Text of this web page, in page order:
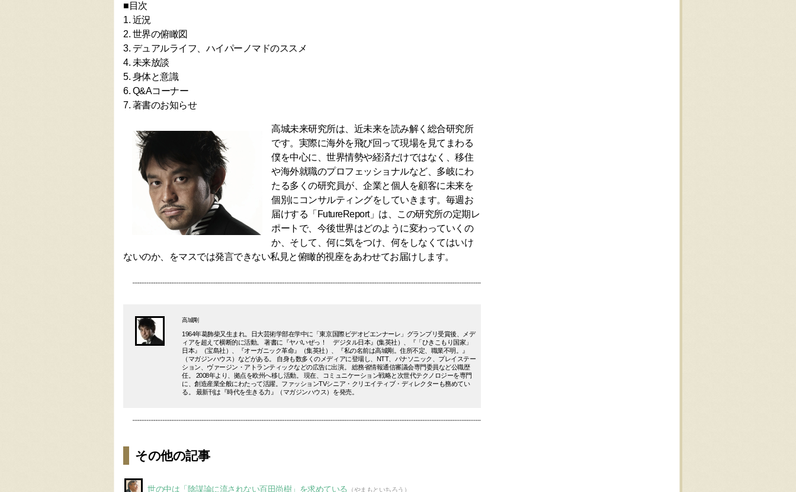
■目次
1. 近況
2. 世界の俯瞰図
3. デュアルライフ、ハイパーノマドのススメ
4. 未来放談
5. 身体と意識
6. Q&Aコーナー
7. 著書のお知らせ
高城未来研究所は、近未来を読み解く総合研究所
です。実際に海外を飛び回って現場を見てまわる
僕を中心に、世界情勢や経済だけではなく、移住
や海外就職のプロフェッショナルなど、多岐にわ
たる多くの研究員が、企業と個人を顧客に未来を
個別にコンサルティングをしていきます。毎週お
届けする「FutureReport」は、この研究所の定期レ
ポートで、今後世界はどのように変わっていくの
か、そして、何に気をつけ、何をしなくてはいけ
ないのか、をマスでは発言できない私見と俯瞰的視座をあわせてお届けします。
高城剛
1964年葛飾柴又生まれ。日大芸術学部在学中に「東京国際ビデオビエンナーレ」グランプリ受賞後、メデ
ィアを超えて横断的に活動。 著書に『ヤバいぜっ！ デジタル日本』(集英社）、『「ひきこもり国家」
日本』（宝島社）、『オーガニック革命』（集英社）、『私の名前は高城剛。住所不定、職業不明。』
（マガジンハウス）などがある。 自身も数多くのメディアに登場し、NTT、パナソニック、プレイステー
ション、ヴァージン・アトランティックなどの広告に出演。 総務省情報通信審議会専門委員など公職歴
任。 2008年より、拠点を欧州へ移し活動。 現在、コミュニケーション戦略と次世代テクノロジーを専門
に、創造産業全般にわたって活躍。ファッションTVシニア・クリエイティブ・ディレクターも務めてい
る。 最新刊は『時代を生きる力』（マガジンハウス）を発売。
その他の記事
世の中は「陰謀論に流されない百田尚樹」を求めている （やまもといちろう）